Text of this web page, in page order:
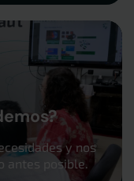
y nos
antes posible.